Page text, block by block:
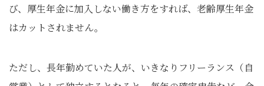
び、厚生年金に加入しない働き方をすれば、老齢厚生年金
はカットされません。
ただし、長年勤めていた人が、いきなりフリーランス（自